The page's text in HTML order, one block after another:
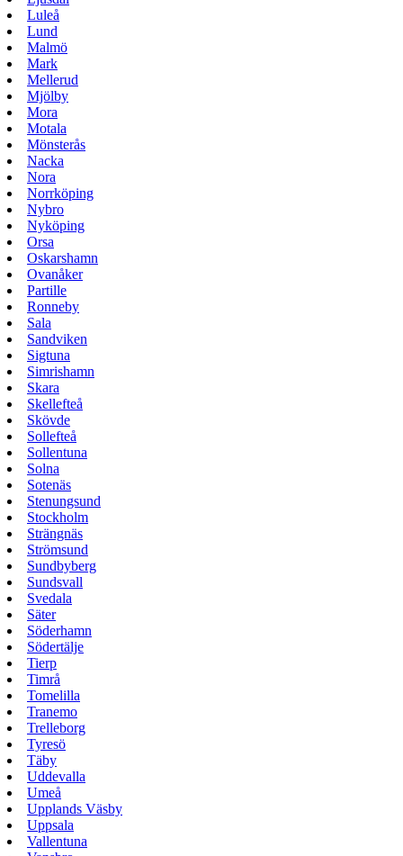
Luleå
Lund
Malmö
Mark
Mellerud
Mjölby
Mora
Motala
Mönsterås
Nacka
Nora
Norrköping
Nybro
Nyköping
Orsa
Oskarshamn
Ovanåker
Partille
Ronneby
Sala
Sandviken
Sigtuna
Simrishamn
Skara
Skellefteå
Skövde
Sollefteå
Sollentuna
Solna
Sotenäs
Stenungsund
Stockholm
Strängnäs
Strömsund
Sundbyberg
Sundsvall
Svedala
Säter
Söderhamn
Södertälje
Tierp
Timrå
Tomelilla
Tranemo
Trelleborg
Tyresö
Täby
Uddevalla
Umeå
Upplands Väsby
Uppsala
Vallentuna